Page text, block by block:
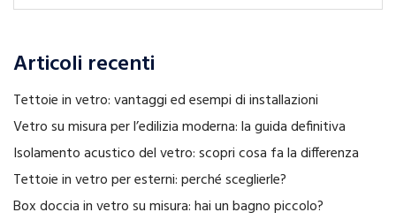
Articoli recenti
Tettoie in vetro: vantaggi ed esempi di installazioni
Vetro su misura per l’edilizia moderna: la guida definitiva
Isolamento acustico del vetro: scopri cosa fa la differenza
Tettoie in vetro per esterni: perché sceglierle?
Box doccia in vetro su misura: hai un bagno piccolo?